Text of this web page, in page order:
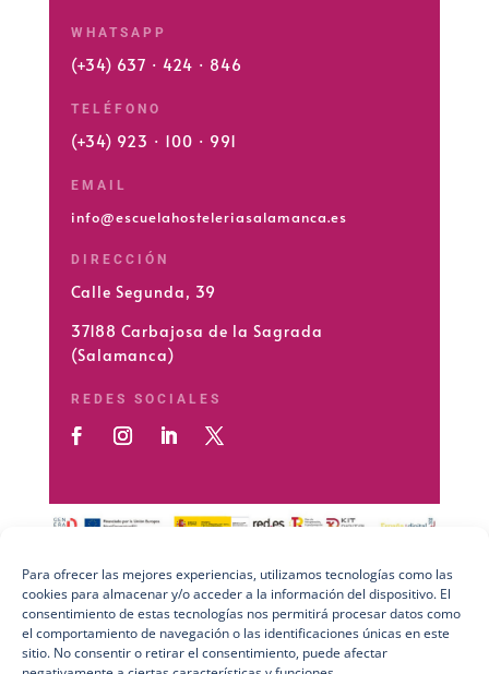
Para ofrecer las mejores experiencias, utilizamos tecnologías como las
cookies para almacenar y/o acceder a la información del dispositivo. El
consentimiento de estas tecnologías nos permitirá procesar datos como
el comportamiento de navegación o las identificaciones únicas en este
sitio. No consentir o retirar el consentimiento, puede afectar
WHATSAPP
(+34) 637 · 424 · 846
TELÉFONO
(+34) 923 · 100 · 991
EMAIL
info@escuelahosteleriasalamanca.es
DIRECCIÓN
Calle Segunda, 39
37188 Carbajosa de la Sagrada
(Salamanca)
REDES SOCIALES
Preguntas Frecuentes (FAQs)
Aviso Legal